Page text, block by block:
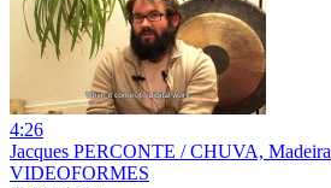
4:26
Jacques PERCONTE / CHUVA, Madeira
VIDEOFORMES